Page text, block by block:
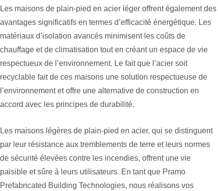
Les maisons de plain-pied en acier léger offrent également des
avantages significatifs en termes d’efficacité énergétique. Les
matériaux d’isolation avancés minimisent les coûts de
chauffage et de climatisation tout en créant un espace de vie
respectueux de l’environnement. Le fait que l’acier soit
recyclable fait de ces maisons une solution respectueuse de
l’environnement et offre une alternative de construction en
accord avec les principes de durabilité.
Les maisons légères de plain-pied en acier, qui se distinguent
par leur résistance aux tremblements de terre et leurs normes
de sécurité élevées contre les incendies, offrent une vie
paisible et sûre à leurs utilisateurs. En tant que Pramo
Prefabricated Building Technologies, nous réalisons vos